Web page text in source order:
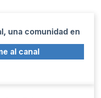
una comunidad en
al canal